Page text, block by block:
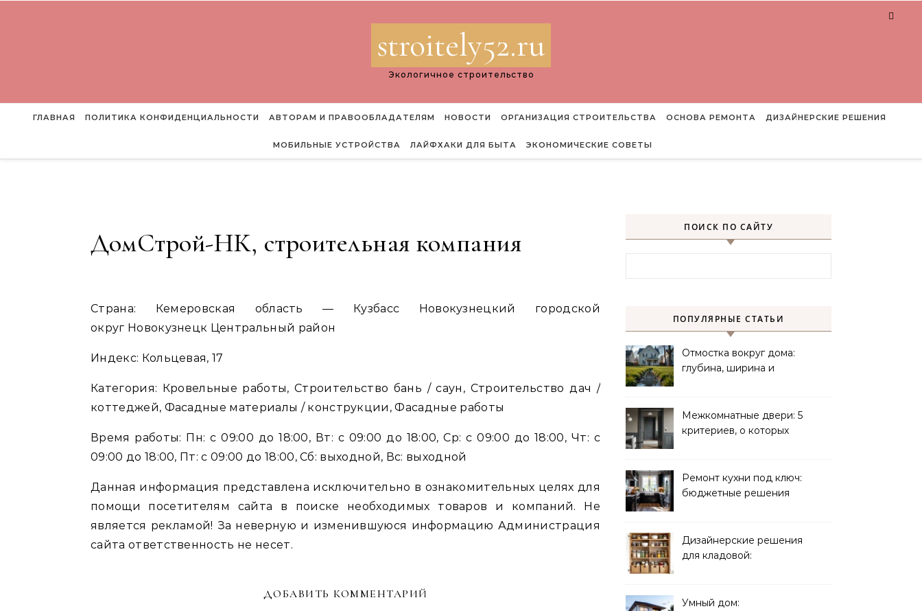
stroitely52.ru
Экологичное строительство
ГЛАВНАЯ ПОЛИТИКА КОНФИДЕНЦИАЛЬНОСТИ АВТОРАМ И ПРАВООБЛАДАТЕЛЯМ НОВОСТИ ОРГАНИЗАЦИЯ СТРОИТЕЛЬСТВА ОСНОВА РЕМОНТА ДИЗАЙНЕРСКИЕ РЕШЕНИЯ
МОБИЛЬНЫЕ УСТРОЙСТВА ЛАЙФХАКИ ДЛЯ БЫТА ЭКОНОМИЧЕСКИЕ СОВЕТЫ
ДомСтрой-НК, строительная компания
Страна: Кемеровская область — Кузбасс Новокузнецкий городской
округ Новокузнецк Центральный район
Индекс: Кольцевая, 17
Категория: Кровельные работы, Строительство бань / саун, Строительство дач /
коттеджей, Фасадные материалы / конструкции, Фасадные работы
Время работы: Пн: с 09:00 до 18:00, Вт: с 09:00 до 18:00, Ср: с 09:00 до 18:00, Чт: с
09:00 до 18:00, Пт: с 09:00 до 18:00, Сб: выходной, Вс: выходной
Данная информация представлена исключительно в ознакомительных целях для
помощи посетителям сайта в поиске необходимых товаров и компаний. Не
является рекламой! За неверную и изменившуюся информацию Администрация
сайта ответственность не несет.
ДОБАВИТЬ КОММЕНТАРИЙ
ПОИСК ПО САЙТУ
ПОПУЛЯРНЫЕ СТАТЬИ
Отмостка вокруг дома:
глубина, ширина и
Межкомнатные двери: 5
критериев, о которых
Ремонт кухни под ключ:
бюджетные решения
Дизайнерские решения
для кладовой:
Умный дом: